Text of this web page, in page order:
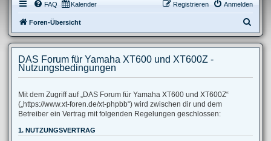
FAQ Kalender Anmelden
Registrieren
Foren-Übersicht
u
e
DAS Forum für Yamaha XT600 und XT600Z -
Nutzungsbedingungen
Mit dem Zugriff auf „DAS Forum für Yamaha XT600 und XT600Z“
(„https://www.xt-foren.de/xt-phpbb“) wird zwischen dir und dem
Betreiber ein Vertrag mit folgenden Regelungen geschlossen:
1. NUTZUNGSVERTRAG